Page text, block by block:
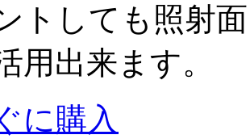
トしても照射
用出来ます。
に購入